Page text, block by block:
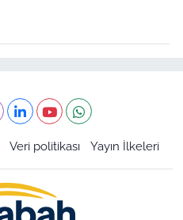
Veri politikası Yayın İlkeleri